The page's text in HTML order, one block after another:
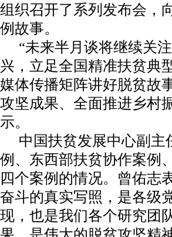
组织召开了系列发布会，
例故事。
“未来半月谈将继续关
兴，立足全国精准扶贫典
媒体传播矩阵讲好脱贫故
攻坚成果、全面推进乡村
示。
中国扶贫发展中心副
例、东西部扶贫协作案例
四个案例的情况。曾佑志
奋斗的真实写照，是各级
现，也是我们各个研究团